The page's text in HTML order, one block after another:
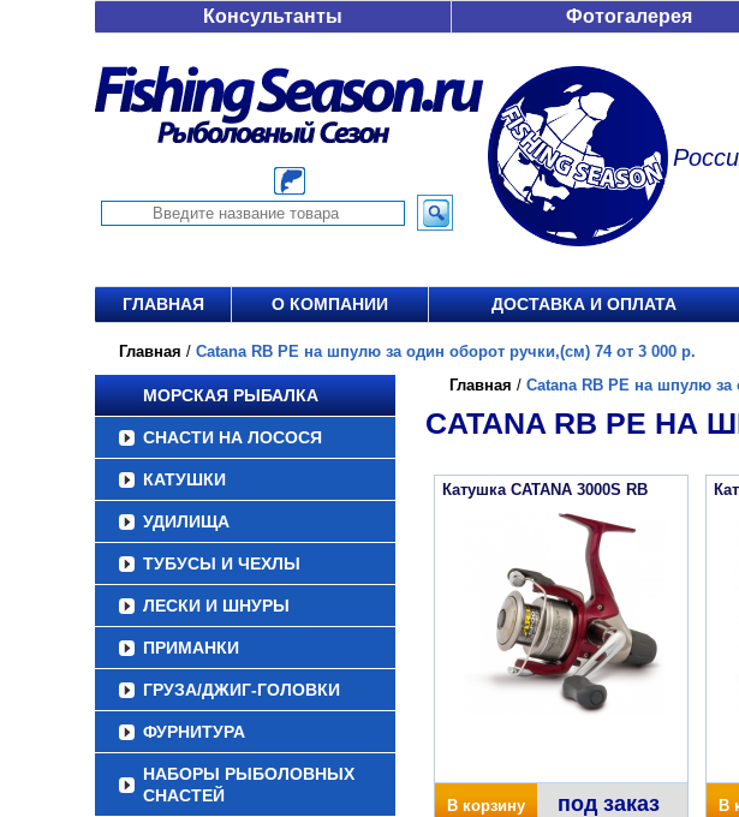
Консультанты Фотогалерея
ГЛАВНАЯ О КОМПАНИИ ДОСТАВКА И ОПЛАТА
Главная / Catana RB PE на шпулю за один оборот ручки,(см) 74 от 3 000 р.
МОРСКАЯ РЫБАЛКА
СНАСТИ НА ЛОСОСЯ
КАТУШКИ
УДИЛИЩА
ТУБУСЫ И ЧЕХЛЫ
ЛЕСКИ И ШНУРЫ
ПРИМАНКИ
ГРУЗА/ДЖИГ-ГОЛОВКИ
ФУРНИТУРА
НАБОРЫ РЫБОЛОВНЫХ
СНАСТЕЙ
Главная / Catana RB PE на шпулю за
CATANA RB PE
Катушка CATANA 3000S RB
В корзину под заказ В